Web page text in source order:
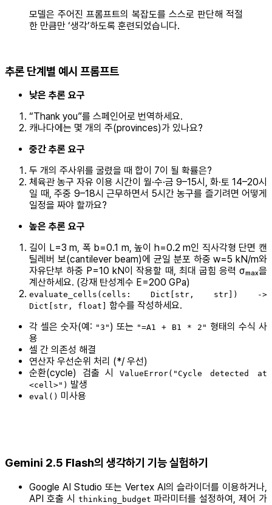
모델은 주어진 프롬프트의 복잡도를 스스로 판단해 적절
한 만큼만 ‘생각’하도록 훈련되었습니다.
추론 단계별 예시 프롬프트
낮은 추론 요구
“Thank you”를 스페인어로 번역하세요.
캐나다에는 몇 개의 주(provinces)가 있나요?
중간 추론 요구
두 개의 주사위를 굴렸을 때 합이 7이 될 확률은?
체육관 농구 자유 이용 시간이 월·수·금 9–15시, 화·토 14–20시
일 때, 주중 9–18시 근무하면서 5시간 농구를 즐기려면 어떻게
일정을 짜야 할까요?
높은 추론 요구
길이 L=3 m, 폭 b=0.1 m, 높이 h=0.2 m인 직사각형 단면 캔
틸레버 보(cantilever beam)에 균일 분포 하중 w=5 kN/m와
자유단부 하중 P=10 kN이 작용할 때, 최대 굽힘 응력 σₘₐₓ을
계산하세요. (강재 탄성계수 E=200 GPa)
evaluate_cells(cells: Dict[str, str]) ->
Dict[str, float]
함수를 작성하세요.
각 셀은 숫자(예: "3" ) 또는 "=A1 + B1 * 2" 형태의 수식 사
용
셀 간 의존성 해결
연산자 우선순위 처리 (*/ 우선)
순환(cycle) 검출 시
ValueError("Cycle detected at
<cell>") 발생
eval() 미사용
Gemini 2.5 Flash의 생각하기 기능 실험하기
Google AI Studio 또는 Vertex AI의 슬라이더를 이용하거나,
API 호출 시
thinking_budget 파라미터를 설정하여, 제어 가